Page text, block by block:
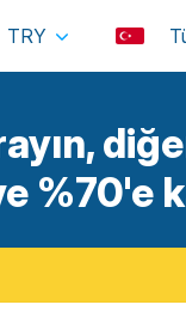
TRY